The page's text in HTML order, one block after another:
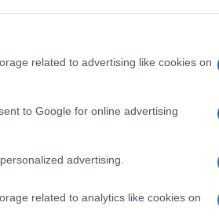
related to advertising like cookies on
to Google for online advertising
advertising.
related to analytics like cookies on